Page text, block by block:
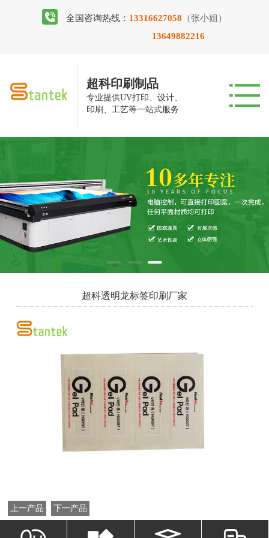
全国咨询热线： 13316627058 （张小姐）
13649882216
超科印刷制品
专业提供UV打印、设计、
印刷、工艺等一站式服务
超科透明龙标签印刷厂家
上一产品 下一产品